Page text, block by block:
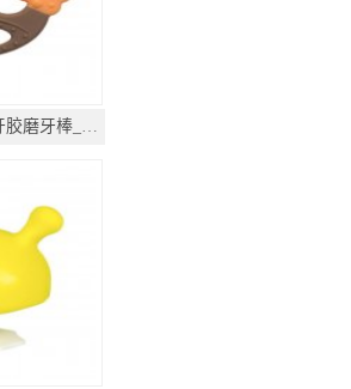
婴儿硅胶磨牙棒_宝宝牙胶磨牙棒_咬咬玩具用品